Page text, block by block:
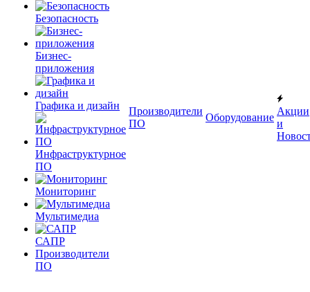
Безопасность
Бизнес-
приложения
Графика и дизайн
Инфраструктурное
ПО
Мониторинг
Мультимедиа
САПР
Производители
ПО
Производители
ПО
Оборудование
Акции
и